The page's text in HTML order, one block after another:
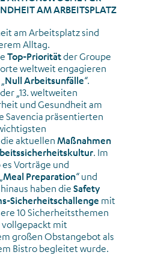
AM ARBEITSPLATZ
am Arbeitsplatz sind
Alltag.
Top-Prioritätder Groupe
weltweit engagieren
Null Arbeitsunfälle“.
„13. weltweiten
und Gesundheit am
Savencia präsentierten
aktuellenMaßnahmen
. Im
Vorträge und
Meal Preparation“ und
haben dieSafety
Sicherheitschallenge mit
10 Sicherheitsthemen
vollgepackt mit
großen Obstangebot als
Bistro begleitet wurde.